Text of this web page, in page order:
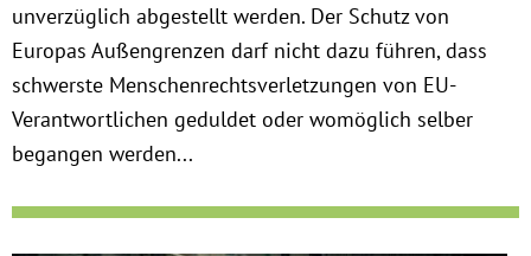
unverzüglich abgestellt werden. Der Schutz von
Europas Außengrenzen darf nicht dazu führen, dass
schwerste Menschenrechtsverletzungen von EU-
Verantwortlichen geduldet oder womöglich selber
begangen werden...